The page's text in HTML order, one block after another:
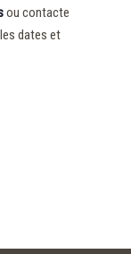
ou contacte
dates et